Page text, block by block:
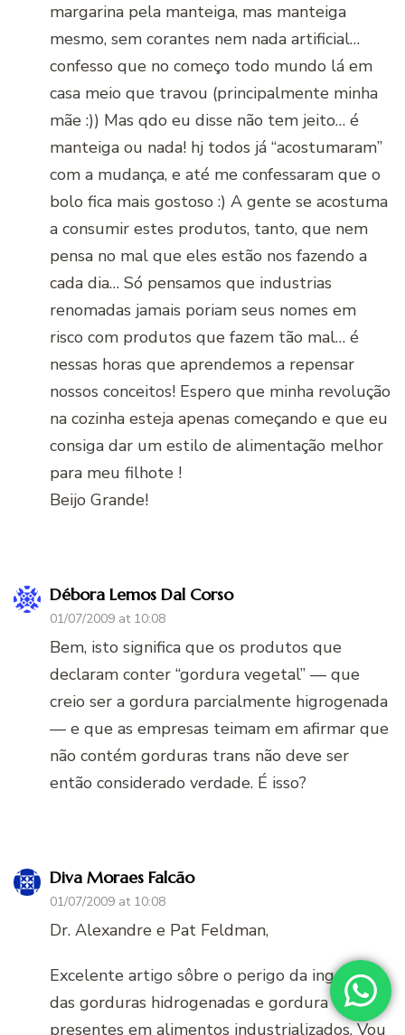
margarina pela manteiga, mas manteiga
mesmo, sem corantes nem nada artificial…
confesso que no começo todo mundo lá em
casa meio que travou (principalmente minha
mãe :)) Mas qdo eu disse não tem jeito… é
manteiga ou nada! hj todos já “acostumaram”
com a mudança, e até me confessaram que o
bolo fica mais gostoso :) A gente se acostuma
a consumir estes produtos, tanto, que nem
pensa no mal que eles estão nos fazendo a
cada dia… Só pensamos que industrias
renomadas jamais poriam seus nomes em
risco com produtos que fazem tão mal… é
nessas horas que aprendemos a repensar
nossos conceitos! Espero que minha revolução
na cozinha esteja apenas começando e que eu
consiga dar um estilo de alimentação melhor
para meu filhote !
Beijo Grande!
Débora Lemos Dal Corso
01/07/2009 at 10:08
Bem, isto significa que os produtos que
declaram conter “gordura vegetal” — que
creio ser a gordura parcialmente higrogenada
— e que as empresas teimam em afirmar que
não contém gorduras trans não deve ser
então considerado verdade. É isso?
Diva Moraes Falcão
01/07/2009 at 10:08
Dr. Alexandre e Pat Feldman,
Excelente artigo sôbre o perigo da ingestão
das gorduras hidrogenadas e gordura trans,
presentes em alimentos industrializados. Vou